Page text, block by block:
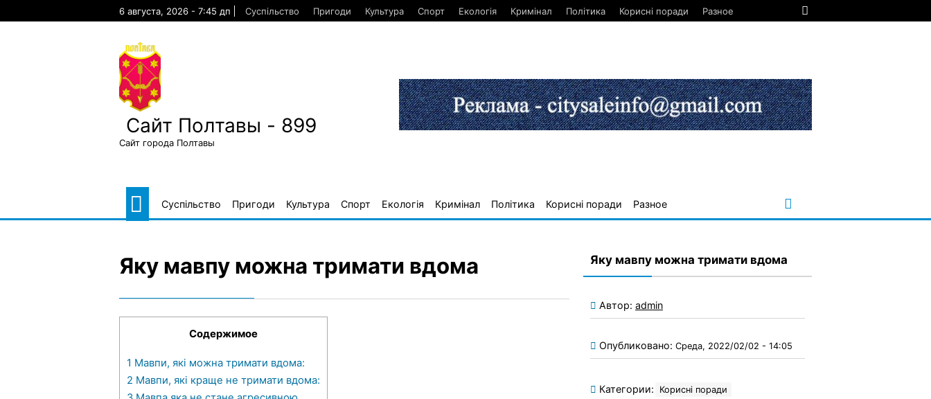
6 августа, 2026 - 7:45 дп Суспільство Пригоди Культура Спорт Екологія Кримінал Політика Корисні поради Разное
Сайт Полтавы - 899
Сайт города Полтавы
Суспільство Пригоди Культура Спорт Екологія Кримінал Політика Корисні поради Разное
Яку мавпу можна тримати вдома
Содержимое
1 Мавпи, які можна тримати вдома:
2 Мавпи, які краще не тримати вдома:
Яку мавпу можна тримати вдома
Автор: admin
Опубликовано: Среда, 2022/02/02 - 14:05
Категории: Корисні поради